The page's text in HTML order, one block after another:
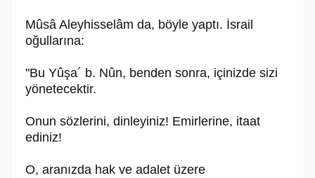
Mûsâ Aleyhisselâm da, böyle yaptı. İsrail
oğullarına:
"Bu Yûşa´ b. Nûn, benden sonra, içinizde sizi
yönetecektir.
Onun sözlerini, dinleyiniz! Emirlerine, itaat
ediniz!
O, aranızda hak ve adalet üzere